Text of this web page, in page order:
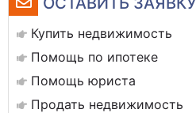
Купить недвижимость
Помощь по ипотеке
Помощь юриста
Продать недвижимость